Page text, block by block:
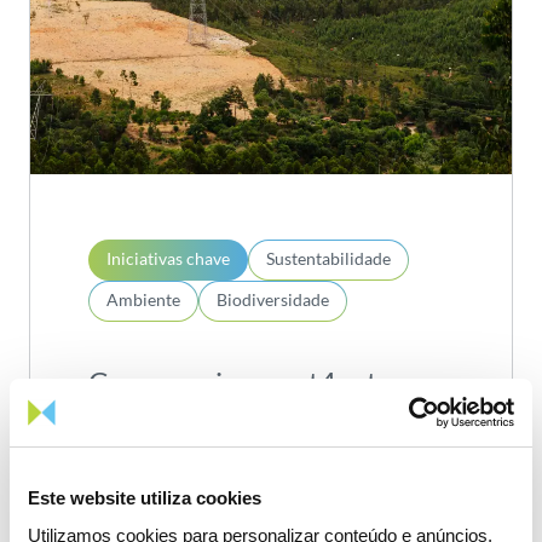
Este website utiliza cookies
Utilizamos cookies para personalizar conteúdo e anúncios,
Iniciativas chave
Sustentabilidade
Ambiente
Biodiversidade
Compromissos act4nature